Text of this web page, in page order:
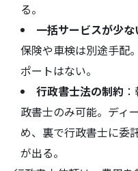
る。
一括サービスが少な
保険や車検は別途手配
ポートはない。
行政書士法の制約
政書士のみ可能。ディ
め、裏で行政書士に委
が出る。